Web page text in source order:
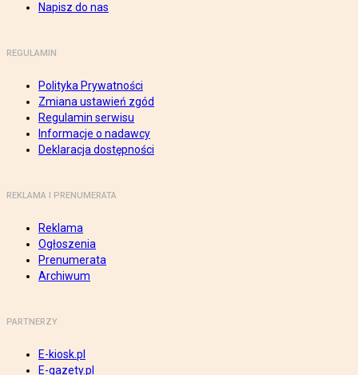
Napisz do nas
REGULAMIN
Polityka Prywatności
Zmiana ustawień zgód
Regulamin serwisu
Informacje o nadawcy
Deklaracja dostępności
REKLAMA I PRENUMERATA
Reklama
Ogłoszenia
Prenumerata
Archiwum
PARTNERZY
E-kiosk.pl
E-gazety.pl